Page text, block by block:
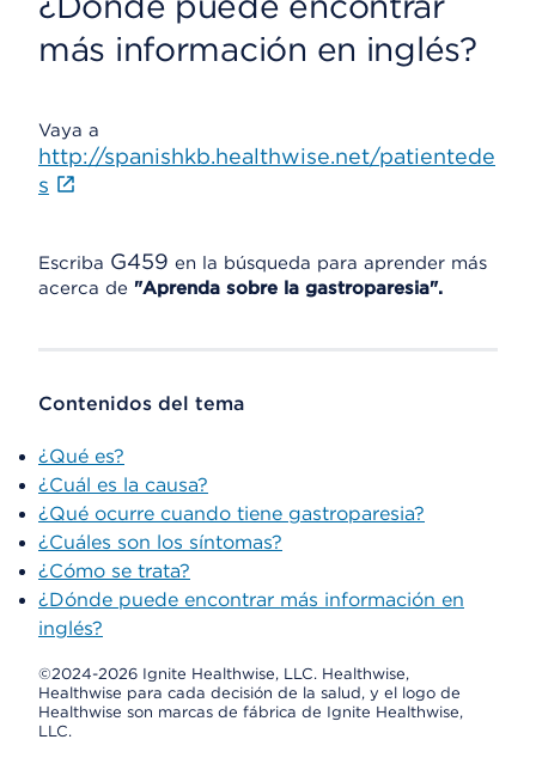
más información en inglés?
Vaya a
http://spanishkb.healthwise.net/patientede
s
Escriba G459 en la búsqueda para aprender más
acerca de "Aprenda sobre la gastroparesia".
Contenidos del tema
¿Qué es?
¿Cuál es la causa?
¿Qué ocurre cuando tiene gastroparesia?
¿Cuáles son los síntomas?
¿Cómo se trata?
¿Dónde puede encontrar más información en
inglés?
©2024-2026 Ignite Healthwise, LLC. Healthwise,
Healthwise para cada decisión de la salud, y el logo de
Healthwise son marcas de fábrica de Ignite Healthwise,
LLC.